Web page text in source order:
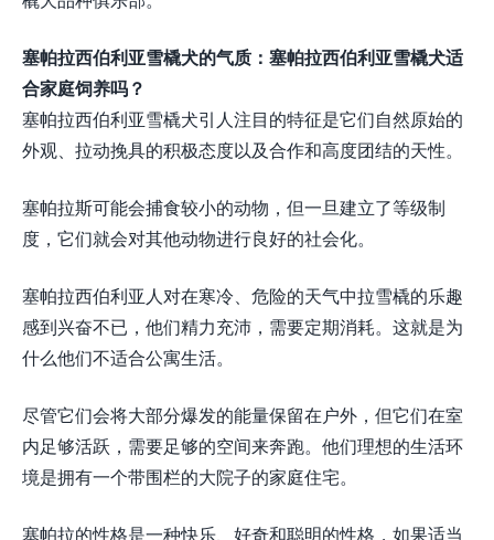
塞帕拉西伯利亚雪橇犬的气质：塞帕拉西伯利亚雪橇犬适
合家庭饲养吗？
塞帕拉西伯利亚雪橇犬引人注目的特征是它们自然原始的
外观、拉动挽具的积极态度以及合作和高度团结的天性。
塞帕拉斯可能会捕食较小的动物，但一旦建立了等级制
度，它们就会对其他动物进行良好的社会化。
塞帕拉西伯利亚人对在寒冷、危险的天气中拉雪橇的乐趣
感到兴奋不已，他们精力充沛，需要定期消耗。这就是为
什么他们不适合公寓生活。
尽管它们会将大部分爆发的能量保留在户外，但它们在室
内足够活跃，需要足够的空间来奔跑。他们理想的生活环
境是拥有一个带围栏的大院子的家庭住宅。
塞帕拉的性格是一种快乐、好奇和聪明的性格，如果适当